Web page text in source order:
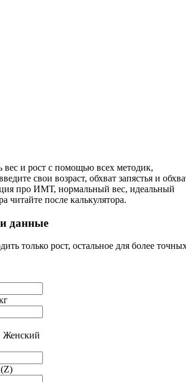
вес и рост с помощью всех методик,
свои возраст, обхват запястья и
про ИМТ, нормальный вес, идеальный
читайте после калькулятора.
данные
только рост, остальное для более
Женский
(Z)